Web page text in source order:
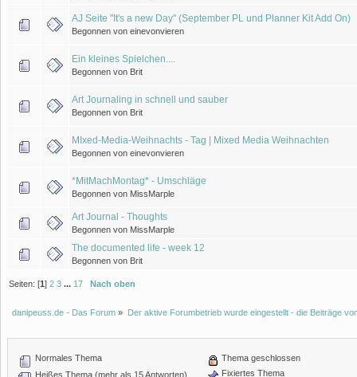
AJ Seite "It's a new Day" (September PL und Planner Kit Add On)
Begonnen von einevonvieren
Ein kleines Spielchen....
Begonnen von Brit
Art Journaling in schnell und sauber
Begonnen von Brit
MIxed-Media-Weihnachts - Tag | Mixed Media Weihnachten
Begonnen von einevonvieren
*MitMachMontag* - Umschläge
Begonnen von MissMarple
Art Journal - Thoughts
Begonnen von MissMarple
The documented life - week 12
Begonnen von Brit
Seiten: [1]2 3 ... 17 Nach oben
danipeuss.de - Das Forum » Der aktive Forumbetrieb wurde eingestellt - die Beiträge
Normales Thema
Heißes Thema (mehr als 15 Antworten)
Thema geschlossen
Fixiertes Thema